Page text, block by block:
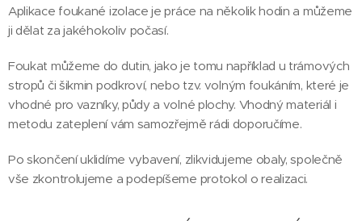
Aplikace foukané izolace je práce na několik hodin a můžeme
ji dělat za jakéhokoliv počasí.
Foukat můžeme do dutin, jako je tomu například u trámových
stropů či šikmin podkroví, nebo tzv. volným foukáním, které je
vhodné pro vazníky, půdy a volné plochy. Vhodný materiál i
metodu zateplení vám samozřejmě rádi doporučíme.
Po skončení uklidíme vybavení, zlikvidujeme obaly, společně
vše zkontrolujeme a podepíšeme protokol o realizaci.